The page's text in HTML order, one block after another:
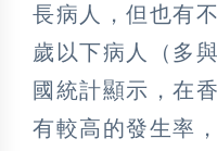
長病人，但也有
歲以下病人（多
國統計顯示，在
有較高的發生率